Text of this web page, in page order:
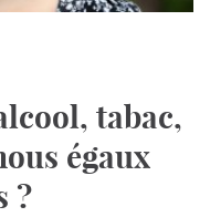
tabac,
égaux
?